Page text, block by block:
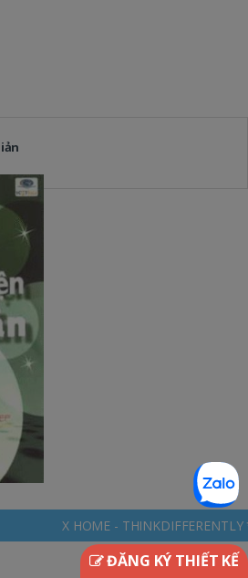
ĐĂNG KÝ THIẾT KẾ
- THINKDIFFERENTLY * NGÔI